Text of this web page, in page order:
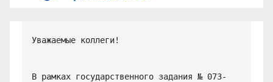
Уважаемые коллеги!
В рамках государственного задания № 073-